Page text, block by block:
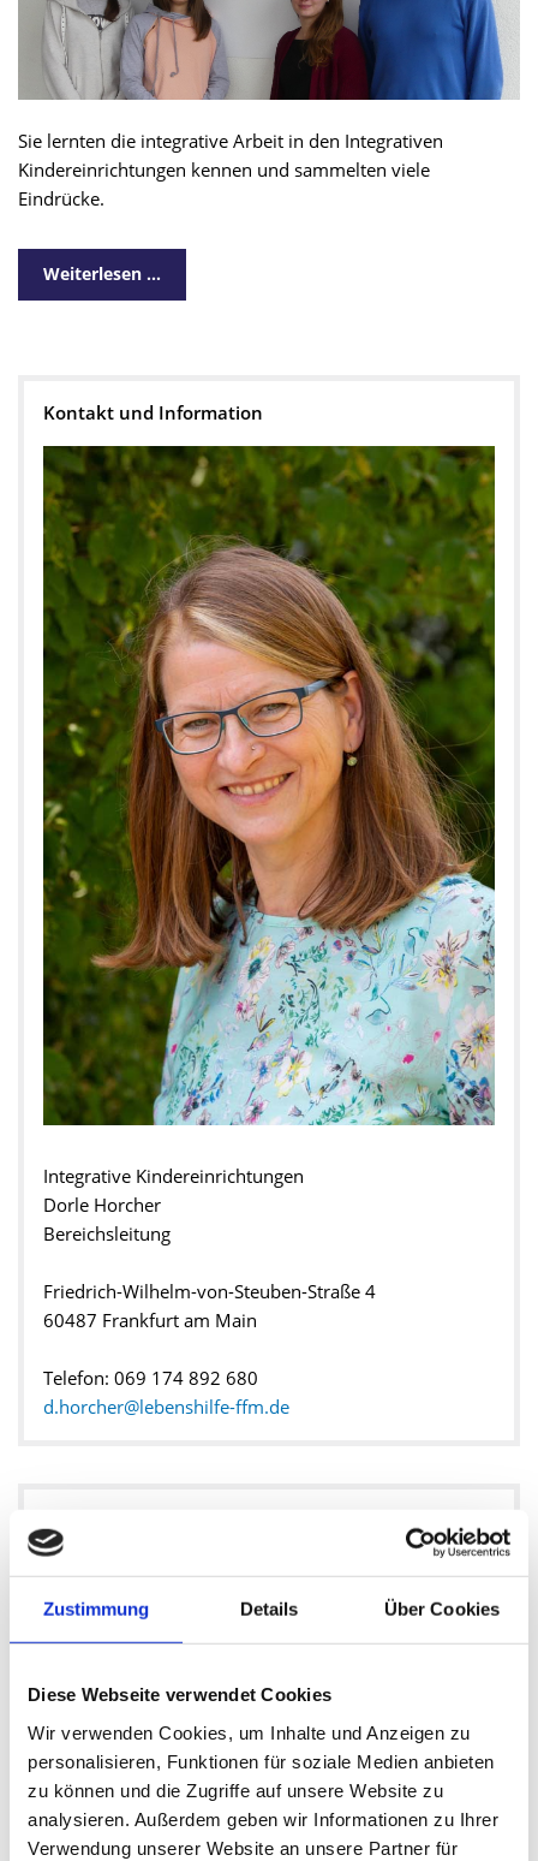
Zustimmung Details Über Cookies
Diese Webseite verwendet Cookies
Wir verwenden Cookies, um Inhalte und Anzeigen zu
personalisieren, Funktionen für soziale Medien anbieten
zu können und die Zugriffe auf unsere Website zu
analysieren. Außerdem geben wir Informationen zu Ihrer
Verwendung unserer Website an unsere Partner für
Sie lernten die integrative Arbeit in den Integrativen
Kindereinrichtungen kennen und sammelten viele
Eindrücke.
Weiterlesen …
Kontakt und Information
Integrative Kindereinrichtungen
Dorle Horcher
Bereichsleitung
Friedrich-Wilhelm-von-Steuben-Straße 4
60487 Frankfurt am Main
Telefon: 069 174 892 680
d.horcher@lebenshilfe-ffm.de
Archiv
2025
Mai 2025
Februar 2025
2024
August 2024